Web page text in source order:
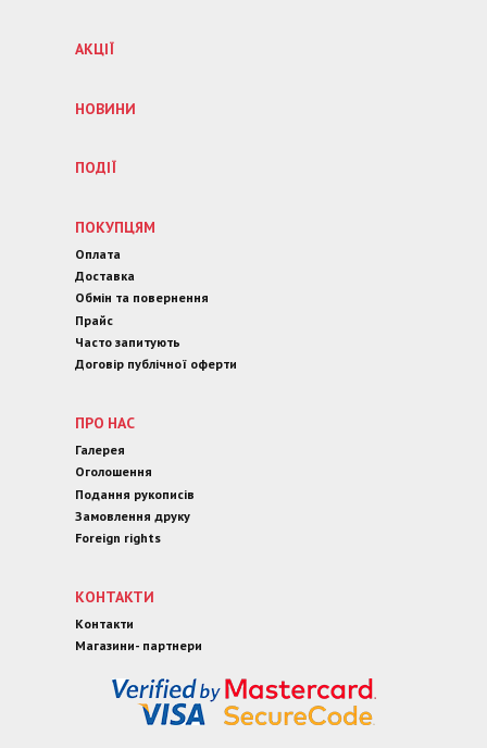
АКЦІЇ
НОВИНИ
ПОДІЇ
ПОКУПЦЯМ
Оплата
Доставка
Обмін та повернення
Прайс
Часто запитують
Договір публічної оферти
ПРО НАС
Галерея
Оголошення
Подання рукописів
Замовлення друку
Foreign rights
КОНТАКТИ
Контакти
Магазини- партнери